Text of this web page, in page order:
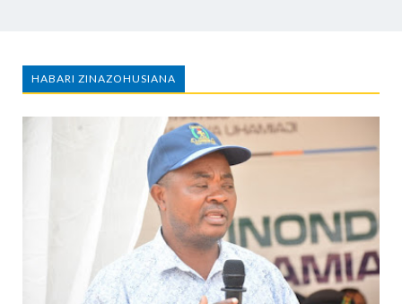
HABARI ZINAZOHUSIANA